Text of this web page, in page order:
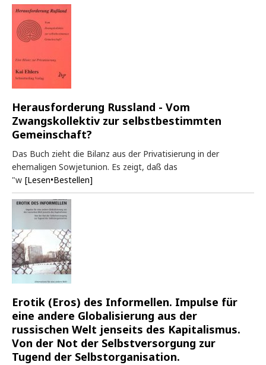
Herausforderung Russland - Vom
Zwangskollektiv zur selbstbestimmten
Gemeinschaft?
Das Buch zieht die Bilanz aus der Privatisierung in der
ehemaligen Sowjetunion. Es zeigt, daß das
"w [Lesen•Bestellen]
Erotik (Eros) des Informellen. Impulse für
eine andere Globalisierung aus der
russischen Welt jenseits des Kapitalismus.
Von der Not der Selbstversorgung zur
Tugend der Selbstorganisation.